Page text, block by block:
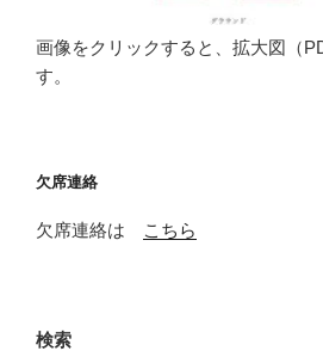
画像をクリックすると、拡大図（
す。
欠席連絡
欠席連絡は こちら
検索